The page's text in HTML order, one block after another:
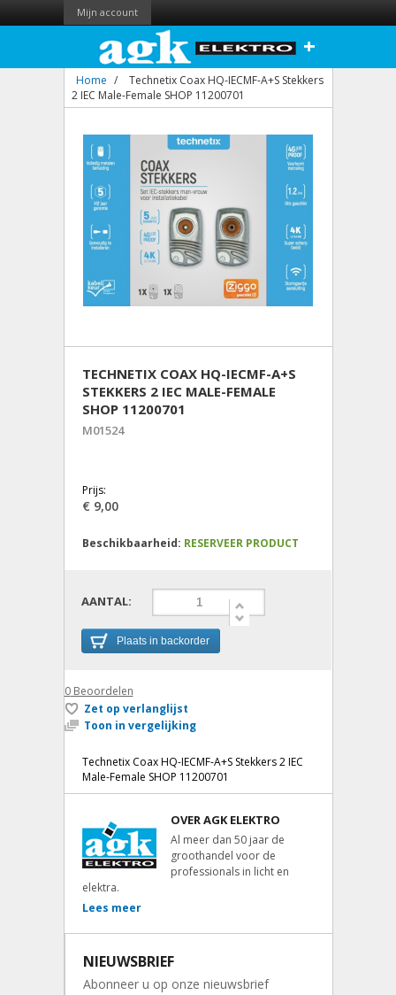
Mijn account
+
Home /
Technetix Coax HQ-IECMF-A+S Stekkers
2 IEC Male-Female SHOP 11200701
TECHNETIX COAX HQ-IECMF-A+S
STEKKERS 2 IEC MALE-FEMALE
SHOP 11200701
M01524
Prijs:
€ 9,00
Beschikbaarheid: RESERVEER PRODUCT
AANTAL:
Plaats in backorder
0Beoordelen
Zet op verlanglijst
Toon in vergelijking
Technetix Coax HQ-IECMF-A+S Stekkers 2 IEC
Male-Female SHOP 11200701
OVER AGK ELEKTRO
Al meer dan 50 jaar de
groothandel voor de
professionals in licht en
elektra.
Lees meer
NIEUWSBRIEF
Abonneer u op onze nieuwsbrief